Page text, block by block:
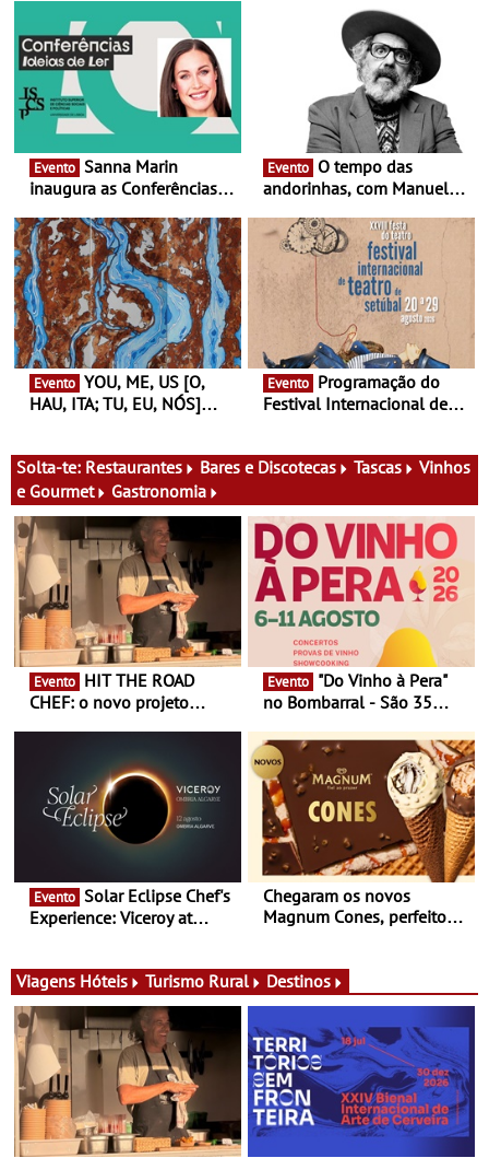
Evento
inaugura as Conferências
Antiga primeira-ministra da
Finlândia é a convidada da
primeira edição do novo
ciclo de debates dedicado
aos grandes temas do
nosso tempo
Evento
andorinhas, com Manuel
Atum - Concerto
performance na MAAT
Gallery a 3 de Setembro,
19:30
Evento
HAU, ITA; TU, EU, NÓS]
13 de Dezembro
Evento
Festival Internacional de
29 de Agosto
Solta-te: Restaurantes Bares e Discotecas Tascas
Vinhos
e Gourmet
Gastronomia
Evento
CHEF: o novo projeto
conceito gastronómico
itinerante que percorre
Portugal
Evento
no Bombarral - São 35
prova e seis dias de
experiências
Evento
Experience: Viceroy at
exclusiva
Chegaram os novos
Magnum Cones, perfeitos
Viagens Hóteis Turismo Rural Destinos